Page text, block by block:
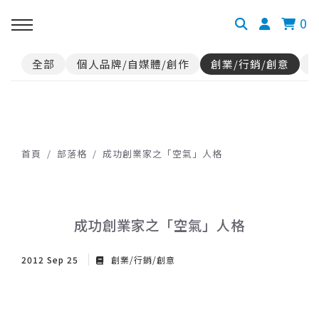
0
全部 個人品牌/自媒體/創作 創業/行銷/創意
首頁 部落格 成功創業家之「空氣」人格
成功創業家之「空氣」人格
2012 Sep 25 創業/行銷/創意